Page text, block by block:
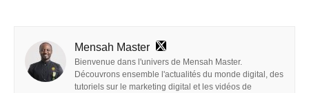
Mensah Master
Bienvenue dans l'univers de Mensah Master.
Découvrons ensemble l'actualités du monde digital, des
tutoriels sur le marketing digital et les vidéos de